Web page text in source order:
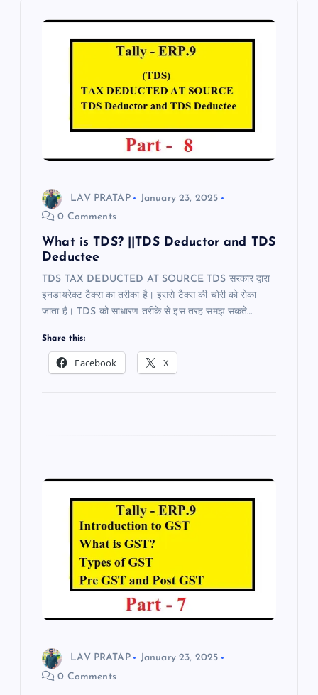
LAV PRATAP
January 23, 2025
0 Comments
What is TDS? ||TDS Deductor and TDS
Deductee
TDS TAX DEDUCTED AT SOURCE TDS सरकार द्वारा
इनडायरेक्ट टैक्स का तरीका है। इससे टैक्स की चोरी को रोका
जाता है। TDS को साधारण तरीके से इस तरह समझ सकते…
Share this:
Facebook X
LAV PRATAP
January 23, 2025
0 Comments